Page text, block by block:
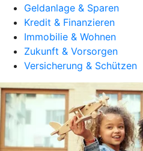
Geldanlage & Sparen
Kredit & Finanzieren
Immobilie & Wohnen
Zukunft & Vorsorgen
Versicherung & Schützen